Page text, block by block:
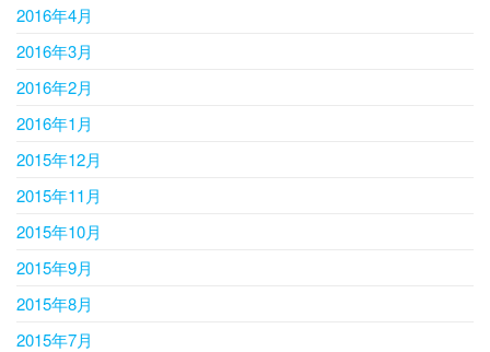
2016年4月
2016年3月
2016年2月
2016年1月
2015年12月
2015年11月
2015年10月
2015年9月
2015年8月
2015年7月